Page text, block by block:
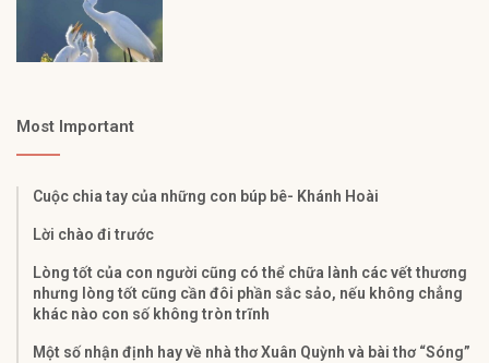
Most Important
Cuộc chia tay của những con búp bê- Khánh Hoài
Lời chào đi trước
Lòng tốt của con người cũng có thể chữa lành các vết thương
nhưng lòng tốt cũng cần đôi phần sắc sảo, nếu không chẳng
khác nào con số không tròn trĩnh
Một số nhận định hay về nhà thơ Xuân Quỳnh và bài thơ “Sóng”